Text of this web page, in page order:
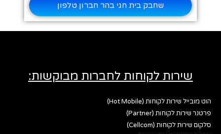
שחבק בית חגי בהר חברון טלפון
שירות לקוחות לחברות מבוקשות:
הוט מובייל שירות לקוחות (Hot Mobile)
פרטנר שירות לקוחות (Partner)
סלקום שירות לקוחות (Cellcom)